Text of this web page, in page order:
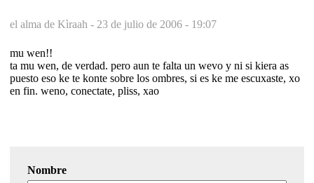
el alma de Kìraah - 23 de julio de 2006 - 19:07
mu wen!!
ta mu wen, de verdad. pero aun te falta un wevo y ni si kiera as
puesto eso ke te konte sobre los ombres, si es ke me escuxaste, xo
en fin. weno, conectate, pliss, xao
Nombre